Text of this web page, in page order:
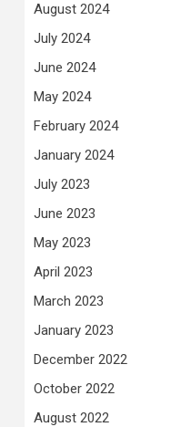
August 2024
July 2024
June 2024
May 2024
February 2024
January 2024
July 2023
June 2023
May 2023
April 2023
March 2023
January 2023
December 2022
October 2022
August 2022